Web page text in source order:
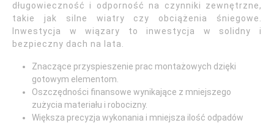
długowieczność i odporność na czynniki zewnętrzne,
takie jak silne wiatry czy obciążenia śniegowe.
Inwestycja w wiązary to inwestycja w solidny i
bezpieczny dach na lata.
Znaczące przyspieszenie prac montażowych dzięki
gotowym elementom.
Oszczędności finansowe wynikające z mniejszego
zużycia materiału i robocizny.
Większa precyzja wykonania i mniejsza ilość odpadów